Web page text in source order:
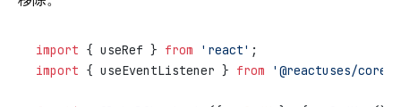
import { useRef } from 'react' ;
import { useEventListener } from '@reactuses/core'